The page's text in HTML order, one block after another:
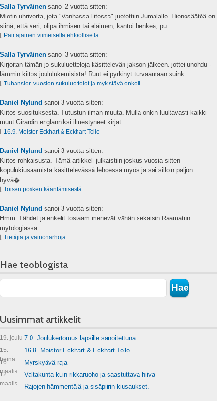
Salla Tyrväinen sanoi 2 vuotta sitten:
Mietin uhriverta, jota "Vanhassa liitossa" juotettiin Jumalalle. Hienosäätöä on
siinä, että veri, olipa ihmisen tai eläimen, kantoi henkeä, pu...
⌊ Painajainen viimeisellä ehtoollisella
Salla Tyrväinen sanoi 3 vuotta sitten:
Kirjoitan tämän jo sukuluetteloja käsittelevän jakson jälkeen, jottei unohdu -
lämmin kiitos joululukemisista! Ruut ei pyrkinyt turvaamaan suink...
⌊ Tuhansien vuosien sukuluettelot ja mykistävä enkeli
Daniel Nylund sanoi 3 vuotta sitten:
Kiitos suosituksesta. Tutustun ilman muuta. Mulla onkin luultavasti kaikki
muut Girardin englanniksi ilmestyneet kirjat....
⌊ 16.9. Meister Eckhart & Eckhart Tolle
Daniel Nylund sanoi 3 vuotta sitten:
Kiitos rohkaisusta. Tämä artikkeli julkaistiin joskus vuosia sitten
kopulukiusaamista käsittelevässä lehdessä myös ja sai silloin paljon
hyvä�...
⌊ Toisen posken kääntämisestä
Daniel Nylund sanoi 3 vuotta sitten:
Hmm. Tähdet ja enkelit tosiaam menevät vähän sekaisin Raamatun
mytologiassa....
⌊ Tietäjiä ja vainoharhoja
Hae teoblogista
Uusimmat artikkelit
19. joulu 7.0. Joulukertomus lapsille sanoitettuna
15.
heinä
16.9. Meister Eckhart & Eckhart Tolle
16.
maalis
Myrskyävä raja
12.
maalis
Valtakunta kuin rikkaruoho ja saastuttava hiiva
Rajojen hämmentäjä ja sisäpiirin kiusaukset.